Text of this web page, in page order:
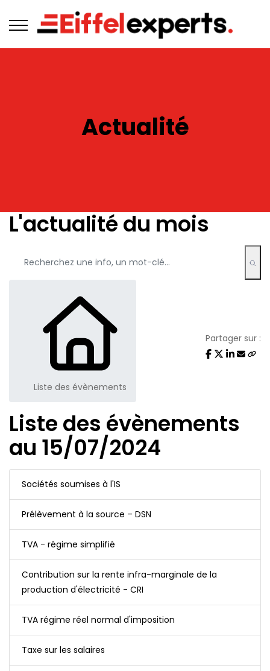
Actualité
L'actualité du mois
Liste des évènements
Partager sur :
Liste des évènements
au 15/07/2024
Sociétés soumises à l'IS
Prélèvement à la source – DSN
TVA - régime simplifié
Contribution sur la rente infra-marginale de la
production d'électricité - CRI
TVA régime réel normal d'imposition
Taxe sur les salaires